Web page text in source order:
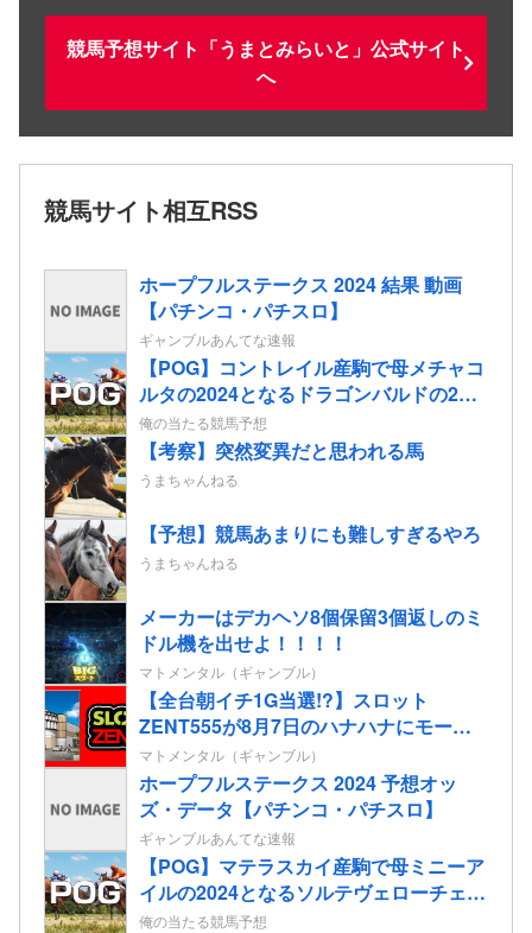
競馬予想サイト「うまとみらいと」公式サイト
へ
競馬サイト相互RSS
ホープフルステークス 2024 結果 動画
【パチンコ・パチスロ】
ギャンブルあんてな速報
【POG】コントレイル産駒で母メチャコ
ルタの2024となるドラゴンバルドの2歳
情報
俺の当たる競馬予想
【考察】突然変異だと思われる馬
うまちゃんねる
【予想】競馬あまりにも難しすぎるやろ
うまちゃんねる
メーカーはデカヘソ8個保留3個返しのミ
ドル機を出せよ！！！！
マトメンタル（ギャンブル）
【全台朝イチ1G当選!?】スロット
ZENT555が8月7日のハナハナにモーニ
ングを仕込んだらしいｗｗｗｗ
マトメンタル（ギャンブル）
ホープフルステークス 2024 予想オッ
ズ・データ【パチンコ・パチスロ】
ギャンブルあんてな速報
【POG】マテラスカイ産駒で母ミニーア
イルの2024となるソルテヴェローチェの
2歳情報
俺の当たる競馬予想